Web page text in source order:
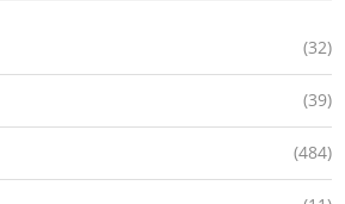
(32)
(39)
(484)